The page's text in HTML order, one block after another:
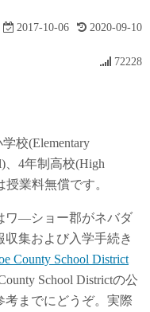
2017-10-06 2020-09-10
72228
校(Elementary
、4年制高校(High
業料無償です。
ワ―ショー郡がネバダ
集および入学手続き
County School District
School Districtの公
までにどうぞ。実際